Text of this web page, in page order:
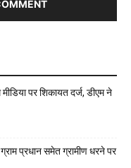
पर शिकायत दर्ज, डीएम ने
प्रधान समेत ग्रामीण धरने पर